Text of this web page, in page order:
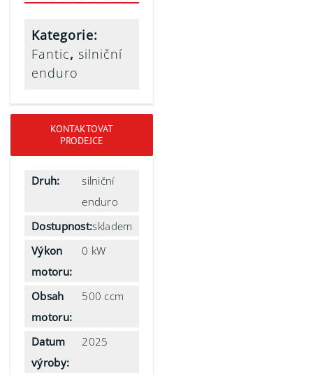
Kategorie:
Fantic, silniční
enduro
KONTAKTOVAT
PRODEJCE
Druh:
silniční
enduro
Dostupnost:skladem
Výkon
motoru:
0 kW
Obsah
motoru:
500 ccm
Datum
výroby:
2025